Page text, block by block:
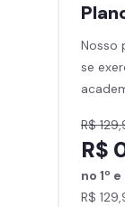
Nosso
se
R$
R$
no 1º
R$